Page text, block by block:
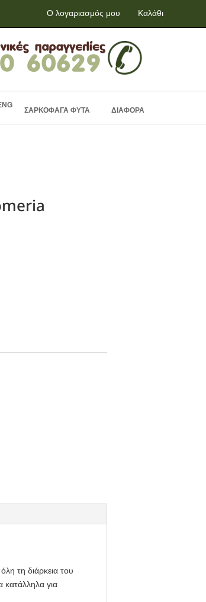
Ο λογαριασμός μου Καλάθι
ΣΑΡΚΟΦΑΓΑ ΦΥΤΑ ΔΙΑΦΟΡΑ
τη διάρκεια του
για